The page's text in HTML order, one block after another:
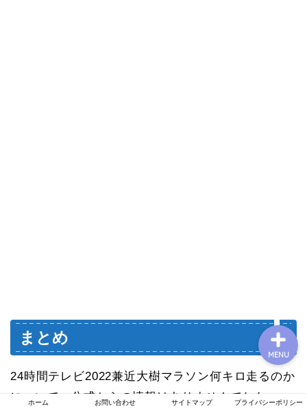
まとめ
24時間テレビ2022兼近大樹マラソン何キロ走るのか
について、公式からの情報はありませんでした。
ホーム お問い合わせ サイトマップ プライバシーポリシー
MENU